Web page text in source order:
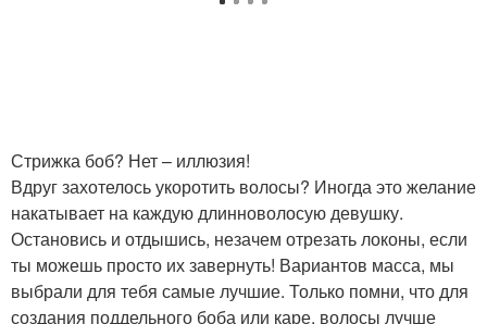
Стрижка боб? Нет – иллюзия!
Вдруг захотелось укоротить волосы? Иногда это желание
накатывает на каждую длинноволосую девушку.
Остановись и отдышись, незачем отрезать локоны, если
ты можешь просто их завернуть! Вариантов масса, мы
выбрали для тебя самые лучшие. Только помни, что для
создания поддельного боба или каре, волосы лучше